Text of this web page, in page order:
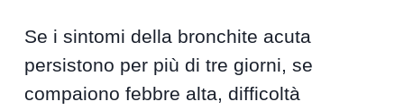
Se i sintomi della bronchite acuta
persistono per più di tre giorni, se
compaiono febbre alta, difficoltà